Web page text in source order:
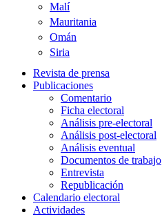
Malí
Mauritania
Omán
Siria
Revista de prensa
Publicaciones
Comentario
Ficha electoral
Análisis pre-electoral
Análisis post-electoral
Análisis eventual
Documentos de trabajo
Entrevista
Republicación
Calendario electoral
Actividades